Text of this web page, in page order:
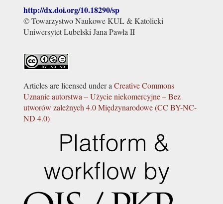
http://dx.doi.org/10.18290/sp
© Towarzystwo Naukowe KUL & Katolicki
Uniwersytet Lubelski Jana Pawła II
Articles are licensed under a Creative Commons
Uznanie autorstwa – Użycie niekomercyjne – Bez
utworów zależnych 4.0 Międzynarodowe (CC BY-NC-
ND 4.0)